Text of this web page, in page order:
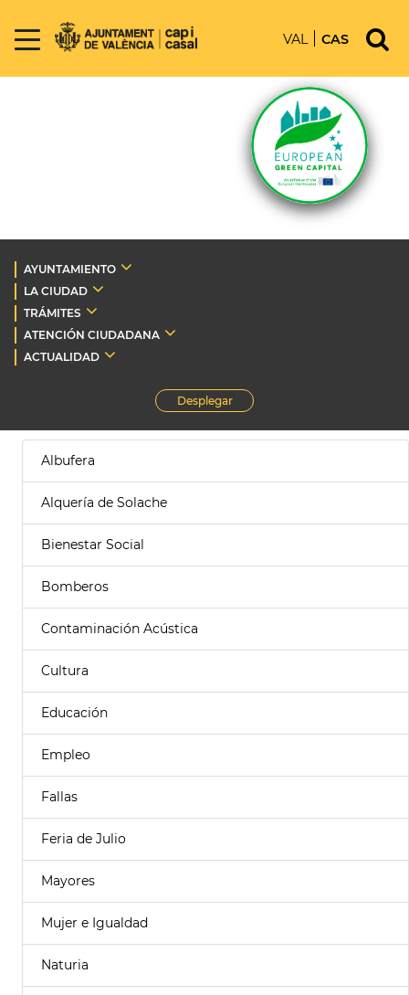
VAL CAS
AYUNTAMIENTO
LA CIUDAD
TRÁMITES
ATENCIÓN CIUDADANA
ACTUALIDAD
Desplegar
Albufera
Alquería de Solache
Bienestar Social
Bomberos
Contaminación Acústica
Cultura
Educación
Empleo
Fallas
Feria de Julio
Mayores
Mujer e Igualdad
Naturia